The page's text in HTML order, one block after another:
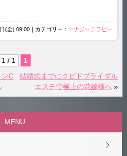
(金) 09:00｜カテゴリー： エナジーテラピー
1 / 1
1
ンC
結婚式までにクピドブライダル
エステで極上の花嫁様へ»
MENU